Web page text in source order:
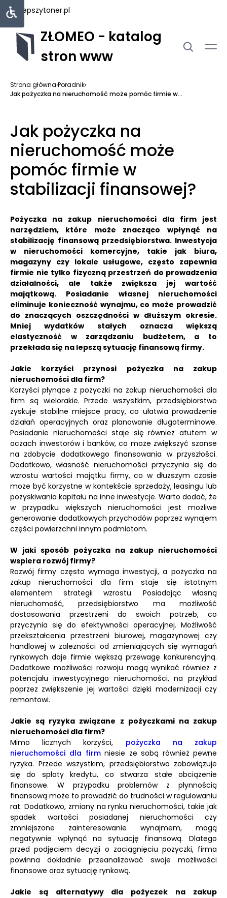
najlepszytoner.pl
ZŁOMEO - katalog
stron www
Strona główna›Poradnik›
Jak pożyczka na nieruchomość może pomóc firmie w...
Jak pożyczka na
nieruchomość może
pomóc firmie w
stabilizacji finansowej?
Pożyczka na zakup nieruchomości dla firm jest
narzędziem, które może znacząco wpłynąć na
stabilizację finansową przedsiębiorstwa. Inwestycja
w nieruchomości komercyjne, takie jak biura,
magazyny czy lokale usługowe, często zapewnia
firmie nie tylko fizyczną przestrzeń do prowadzenia
działalności, ale także zwiększa jej wartość
majątkową. Posiadanie własnej nieruchomości
eliminuje konieczność wynajmu, co może prowadzić
do znaczących oszczędności w dłuższym okresie.
Mniej wydatków stałych oznacza większą
elastyczność w zarządzaniu budżetem, a to
przekłada się na lepszą sytuację finansową firmy.
Jakie korzyści przynosi pożyczka na zakup
nieruchomości dla firm?
Korzyści płynące z pożyczki na zakup nieruchomości dla
firm są wielorakie. Przede wszystkim, przedsiębiorstwo
zyskuje stabilne miejsce pracy, co ułatwia prowadzenie
działań operacyjnych oraz planowanie długoterminowe.
Posiadanie nieruchomości staje się również atutem w
oczach inwestorów i banków, co może zwiększyć szanse
na zdobycie dodatkowego finansowania w przyszłości.
Dodatkowo, własność nieruchomości przyczynia się do
wzrostu wartości majątku firmy, co w dłuższym czasie
może być korzystne w kontekście sprzedaży, leasingu lub
pozyskiwania kapitału na inne inwestycje. Warto dodać, że
w przypadku większych nieruchomości jest możliwe
generowanie dodatkowych przychodów poprzez wynajem
części powierzchni innym podmiotom.
W jaki sposób pożyczka na zakup nieruchomości
wspiera rozwój firmy?
Rozwój firmy często wymaga inwestycji, a pożyczka na
zakup nieruchomości dla firm staje się istotnym
elementem strategii wzrostu. Posiadając własną
nieruchomość, przedsiębiorstwo ma możliwość
dostosowania przestrzeni do swoich potrzeb, co
przyczynia się do efektywności operacyjnej. Możliwość
przekształcenia przestrzeni biurowej, magazynowej czy
handlowej w zależności od zmieniających się wymagań
rynkowych daje firmie większą przewagę konkurencyjną.
Dodatkowe możliwości rozwoju mogą wynikać również z
potencjału inwestycyjnego nieruchomości, na przykład
poprzez zwiększenie jej wartości dzięki modernizacji czy
remontowi.
Jakie są ryzyka związane z pożyczkami na zakup
nieruchomości dla firm?
Mimo licznych korzyści, pożyczka na zakup
nieruchomości dla firmniesie ze sobą również pewne
ryzyka. Przede wszystkim, przedsiębiorstwo zobowiązuje
się do spłaty kredytu, co stwarza stałe obciążenie
finansowe. W przypadku problemów z płynnością
finansową może to prowadzić do trudności w regulowaniu
rat. Dodatkowo, zmiany na rynku nieruchomości, takie jak
spadek wartości posiadanej nieruchomości czy
zmniejszone zainteresowanie wynajmem, mogą
negatywnie wpłynąć na sytuację finansową. Dlatego
przed podjęciem decyzji o zaciągnięciu pożyczki, firma
powinna dokładnie przeanalizować swoje możliwości
finansowe oraz sytuację rynkową.
Jakie są alternatywy dla pożyczek na zakup